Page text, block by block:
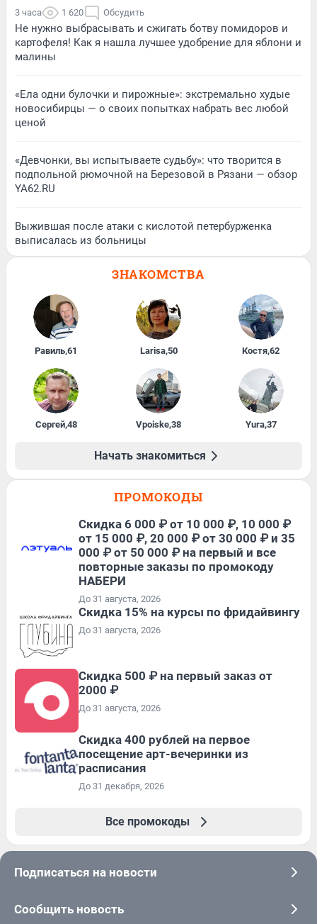
3 часа 1 620 Обсудить
Не нужно выбрасывать и сжигать ботву помидоров и
картофеля! Как я нашла лучшее удобрение для яблони и
малины
«Ела одни булочки и пирожные»: экстремально худые
новосибирцы — о своих попытках набрать вес любой
ценой
«Девчонки, вы испытываете судьбу»: что творится в
подпольной рюмочной на Березовой в Рязани — обзор
YA62.RU
Выжившая после атаки с кислотой петербурженка
выписалась из больницы
ЗНАКОМСТВА
Равиль,61 Larisa,50 Костя,62
Сергей,48 Vpoiske,38 Yura,37
Начать знакомиться
ПРОМОКОДЫ
Скидка 6 000 ₽ от 10 000 ₽, 10 000 ₽
от 15 000 ₽, 20 000 ₽ от 30 000 ₽ и 35
000 ₽ от 50 000 ₽ на первый и все
повторные заказы по промокоду
НАБЕРИ
До 31 августа, 2026
Скидка 15% на курсы по фридайвингу
До 31 августа, 2026
Скидка 500 ₽ на первый заказ от
2000 ₽
До 31 августа, 2026
Cкидка 400 рублей на первое
посещение арт-вечеринки из
расписания
До 31 декабря, 2026
Все промокоды
Подписаться на новости
Сообщить новость